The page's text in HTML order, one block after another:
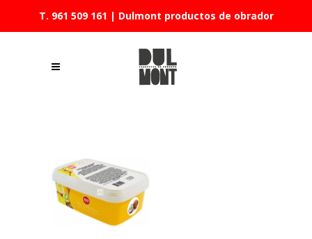
T. 961 509 161 | Dulmont productos de obrador